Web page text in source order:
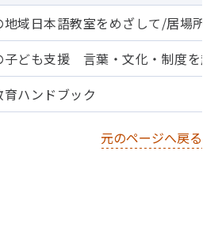
地域日本語教室をめざして/居場所
子ども支援 言葉・文化・制度を超
ハンドブック
元のページへ戻る